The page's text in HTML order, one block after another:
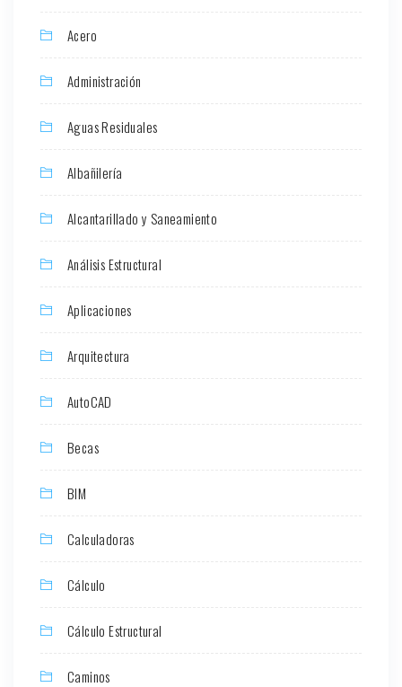
Acero
Administración
Aguas Residuales
Albañilería
Alcantarillado y Saneamiento
Análisis Estructural
Aplicaciones
Arquitectura
AutoCAD
Becas
BIM
Calculadoras
Cálculo
Cálculo Estructural
Caminos